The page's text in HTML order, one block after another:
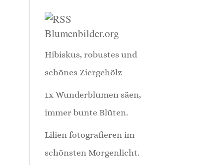
Blumenbilder.org
Hibiskus, robustes und
schönes Ziergehölz
1x Wunderblumen säen,
immer bunte Blüten.
Lilien fotografieren im
schönsten Morgenlicht.